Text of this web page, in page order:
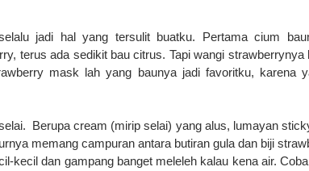
jadi hal yang tersulit buatku. Pertama cium
terus ada sedikit bau citrus. Tapi wangi
mask lah yang baunya jadi favoritku, karena
Berupa cream (mirip selai) yang alus, lumayan
memang campuran antara butiran gula dan biji
kecil dan gampang banget meleleh kalau kena air.